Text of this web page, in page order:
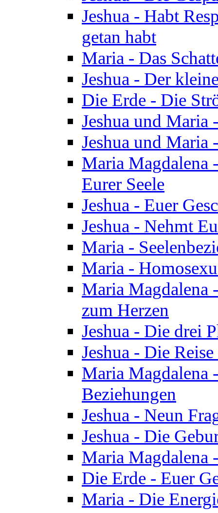
Jeshua - Habt
getan habt
Maria - Das
Jeshua - Der
Die Erde - Die
Jeshua und Maria
Jeshua und Maria
Maria Magdalena
Eurer Seele
Jeshua - Euer
Jeshua - Nehmt
Maria -
Maria -
Maria Magdalena
zum Herzen
Jeshua - Die drei
Jeshua - Die
Maria Magdalena
Beziehungen
Jeshua - Neun
Jeshua - Die
Maria Magdalena
Die Erde - Euer
Maria - Die